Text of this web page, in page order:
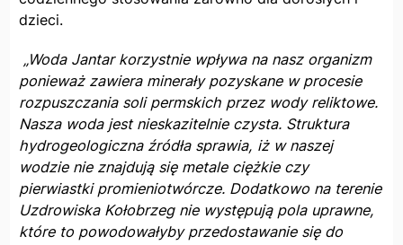
dzieci.
„Woda Jantar korzystnie wpływa na nasz organizm
ponieważ zawiera minerały pozyskane w procesie
rozpuszczania soli permskich przez wody reliktowe.
Nasza woda jest nieskazitelnie czysta. Struktura
hydrogeologiczna źródła sprawia, iż w naszej
wodzie nie znajdują się metale ciężkie czy
pierwiastki promieniotwórcze. Dodatkowo na terenie
Uzdrowiska Kołobrzeg nie występują pola uprawne,
które to powodowałyby przedostawanie się do